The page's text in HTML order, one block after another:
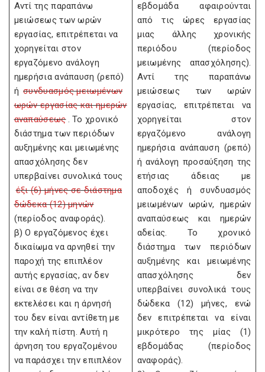
Αντί της παραπάνω
μειώσεως των ωρών
εργασίας, επιτρέπεται να
χορηγείται στον
εργαζόμενο ανάλογη
ημερήσια ανάπαυση (ρεπό)
ή συνδυασμός μειωμένων
ωρών εργασίας και ημερών
αναπαύσεως. Το χρονικό
διάστημα των περιόδων
αυξημένης και μειωμένης
απασχόλησης δεν
υπερβαίνει συνολικά τους
έξι (6) μήνες σε διάστημα
δώδεκα (12) μηνών
(περίοδος αναφοράς).
β) Ο εργαζόμενος έχει
δικαίωμα να αρνηθεί την
παροχή της επιπλέον
αυτής εργασίας, αν δεν
είναι σε θέση να την
εκτελέσει και η άρνησή
του δεν είναι αντίθετη με
την καλή πίστη. Αυτή η
άρνηση του εργαζομένου
να παράσχει την επιπλέον
εβδομάδα αφαιρούνται
από τις ώρες εργασίας
μιας άλλης χρονικής
περιόδου (περίοδος
μειωμένης απασχόλησης).
Αντί της παραπάνω
μειώσεως των ωρών
εργασίας, επιτρέπεται να
χορηγείται στον
εργαζόμενο ανάλογη
ημερήσια ανάπαυση (ρεπό)
ή ανάλογη προσαύξηση της
ετήσιας άδειας με
αποδοχές ή συνδυασμός
μειωμένων ωρών, ημερών
αναπαύσεως και ημερών
αδείας. Το χρονικό
διάστημα των περιόδων
αυξημένης και μειωμένης
απασχόλησης δεν
υπερβαίνει συνολικά τους
δώδεκα (12) μήνες, ενώ
δεν επιτρέπεται να είναι
μικρότερο της μίας (1)
εβδομάδας (περίοδος
αναφοράς).